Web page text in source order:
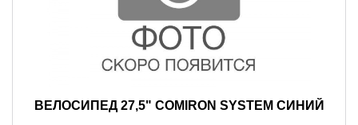
ВЕЛОСИПЕД 27,5" COMIRON SYSTEM СИНИЙ